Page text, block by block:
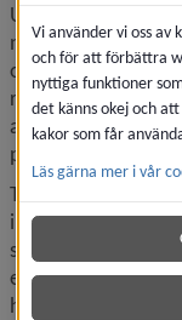
Umeå kommun
omsorg. Tempus
registrera
används av alla
pedagogisk omsorg
Tempus gör det
in schema för
smartphone,
exempelvis via
hämtar ditt barn
Vi använder vi oss av
och för att förbättra
nyttiga funktioner
det känns okej och
kakor som får
Läs gärna mer i vår